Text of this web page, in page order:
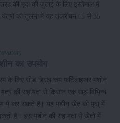
की मृदा की जुताई के लिए इस्तेमाल में
यंत्रों की तुलना में यह तकरीबन 15 से 35
के लिए सीड ड्रिल कम फर्टिलाइजर मशीन
की सहायता से किसान एक साथ विभिन्न
में कर सकते हैं। यह मशीन खेत की मृदा में
है। इस मशीन की सहायता से खेतों में